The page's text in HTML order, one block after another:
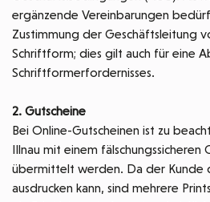
ergänzende Vereinbarungen
Zustimmung der Geschäftsleitung
Schriftform; dies gilt auch für eine
Schriftformerfordernisses.
2. Gutscheine
Bei Online-Gutscheinen ist zu
Illnau mit einem
übermittelt werden. Da der Kunde
ausdrucken kann, sind mehrere